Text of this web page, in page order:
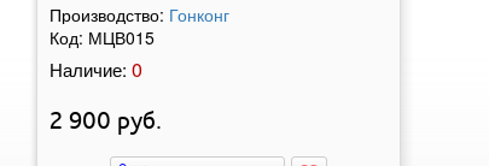
Производство: Гонконг
Код: МЦВ015
Наличие: 0
2 900 руб.